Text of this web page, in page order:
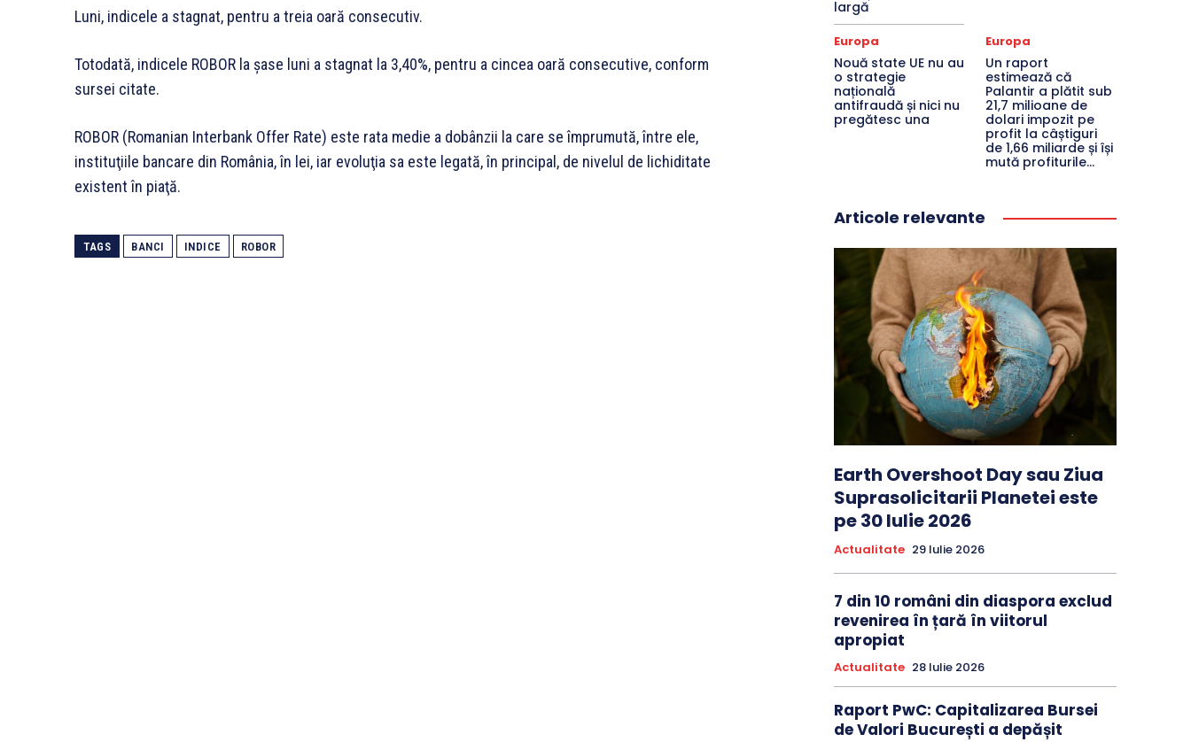
Luni, indicele a stagnat, pentru a treia oară consecutiv.
Totodată, indicele ROBOR la şase luni a stagnat la 3,40%, pentru a cincea oară consecutive, conform
sursei citate.
ROBOR (Romanian Interbank Offer Rate) este rata medie a dobânzii la care se împrumută, între ele,
instituţiile bancare din România, în lei, iar evoluţia sa este legată, în principal, de nivelul de lichiditate
existent în piaţă.
TAGS BANCI INDICE ROBOR
largă
Europa
Nouă state UE nu au
o strategie
națională
antifraudă și nici nu
pregătesc una
Europa
Un raport
estimează că
Palantir a plătit sub
21,7 milioane de
dolari impozit pe
profit la câștiguri
de 1,66 miliarde și își
mută profiturile...
Articole relevante
Earth Overshoot Day sau Ziua
Suprasolicitarii Planetei este
pe 30 Iulie 2026
Actualitate 29 Iulie 2026
7 din 10 români din diaspora exclud
revenirea în țară în viitorul
apropiat
Actualitate 28 Iulie 2026
Raport PwC: Capitalizarea Bursei
de Valori București a depășit